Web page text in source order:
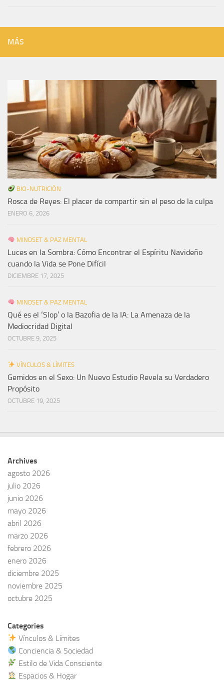
MÁS
BIO-NUTRICIÓN
Rosca de Reyes: El placer de compartir sin el peso de la culpa
ENERO 6, 2026
MINDSET & PAZ MENTAL
Luces en la Sombra: Cómo Encontrar el Espíritu Navideño
cuando la Vida se Pone Difícil
DICIEMBRE 17, 2025
MINDSET & PAZ MENTAL
Qué es el ‘Slop’ o la Bazofia de la IA: La Amenaza de la
Mediocridad Digital
OCTUBRE 9, 2025
VÍNCULOS & LÍMITES
Gemidos en el Sexo: Un Nuevo Estudio Revela su Verdadero
Propósito
OCTUBRE 19, 2025
Archives
agosto 2026
julio 2026
junio 2026
mayo 2026
abril 2026
marzo 2026
febrero 2026
enero 2026
diciembre 2025
noviembre 2025
octubre 2025
Categories
Vínculos & Límites
Conciencia & Sociedad
Estilo de Vida Consciente
Espacios & Hogar